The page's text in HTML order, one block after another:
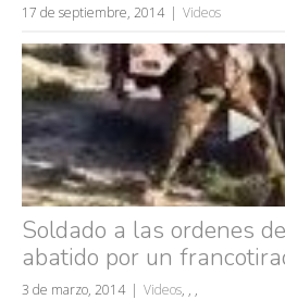
Búsquedas
mujeres
volver a
accidentes
wtf
17 de septiembre, 2014 Videos
Soldado a las ordenes
abatido por un
3 de marzo, 2014 Videos, , ,